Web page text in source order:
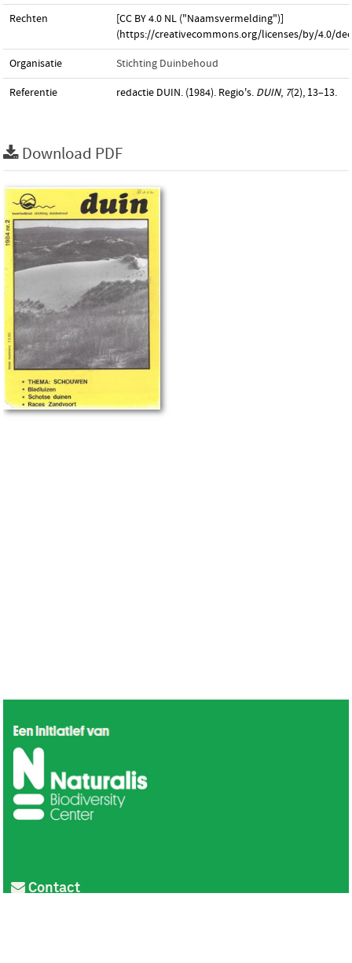
Rechten
[CC BY 4.0 NL ("Naamsvermelding")]
(https://creativecommons.org/licenses/by/4.0/
Organisatie Stichting Duinbehoud
Referentie redactie DUIN. (1984). Regio's. DUIN, 7(2), 13–13.
Download PDF
Contact